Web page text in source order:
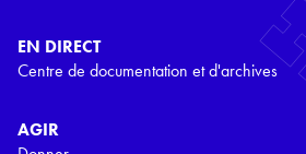
EN DIRECT
Centre de documentation et d'archives
AGIR